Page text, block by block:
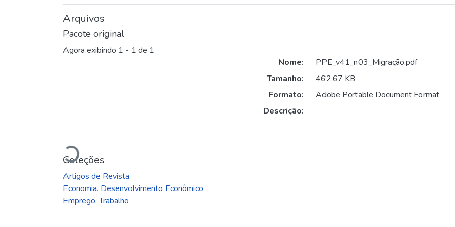
Arquivos
Pacote original
Agora exibindo 1 - 1 de 1
Carregando...
Nome:
PPE_v41_n03_Migração.pdf
Tamanho:
462.67 KB
Formato:
Adobe Portable Document Format
Descrição:
Coleções
Artigos de Revista
Economia. Desenvolvimento Econômico
Emprego. Trabalho